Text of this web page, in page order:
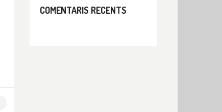
COMENTARIS RECENTS